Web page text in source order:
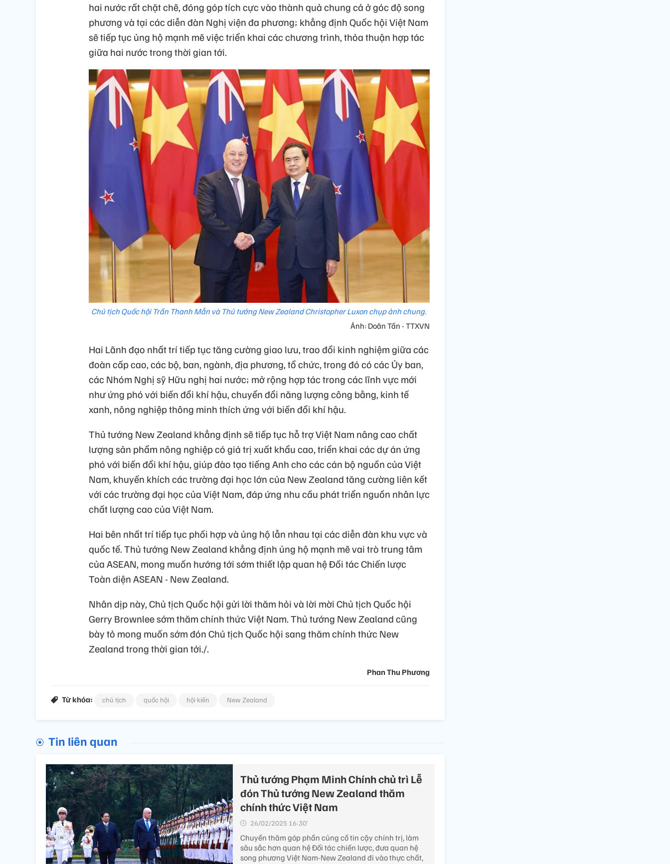
hai nước rất chặt chẽ, đóng góp tích cực vào thành quả chung cả ở góc độ song
phương và tại các diễn đàn Nghị viện đa phương; khẳng định Quốc hội Việt Nam
sẽ tiếp tục ủng hộ mạnh mẽ việc triển khai các chương trình, thỏa thuận hợp tác
giữa hai nước trong thời gian tới.
Chủ tịch Quốc hội Trần Thanh Mẫn và Thủ tướng New Zealand Christopher Luxon chụp ảnh chung.
Ảnh: Doãn Tấn - TTXVN
Hai Lãnh đạo nhất trí tiếp tục tăng cường giao lưu, trao đổi kinh nghiệm giữa các
đoàn cấp cao, các bộ, ban, ngành, địa phương, tổ chức, trong đó có các Ủy ban,
các Nhóm Nghị sỹ Hữu nghị hai nước; mở rộng hợp tác trong các lĩnh vực mới
như ứng phó với biến đổi khí hậu, chuyển đổi năng lượng công bằng, kinh tế
xanh, nông nghiệp thông minh thích ứng với biến đổi khí hậu.
Thủ tướng New Zealand khẳng định sẽ tiếp tục hỗ trợ Việt Nam nâng cao chất
lượng sản phẩm nông nghiệp có giá trị xuất khẩu cao, triển khai các dự án ứng
phó với biến đổi khí hậu, giúp đào tạo tiếng Anh cho các cán bộ nguồn của Việt
Nam, khuyến khích các trường đại học lớn của New Zealand tăng cường liên kết
với các trường đại học của Việt Nam, đáp ứng nhu cầu phát triển nguồn nhân lực
chất lượng cao của Việt Nam.
Hai bên nhất trí tiếp tục phối hợp và ủng hộ lẫn nhau tại các diễn đàn khu vực và
quốc tế. Thủ tướng New Zealand khẳng định ủng hộ mạnh mẽ vai trò trung tâm
của ASEAN, mong muốn hướng tới sớm thiết lập quan hệ Đối tác Chiến lược
Toàn diện ASEAN - New Zealand.
Nhân dịp này, Chủ tịch Quốc hội gửi lời thăm hỏi và lời mời Chủ tịch Quốc hội
Gerry Brownlee sớm thăm chính thức Việt Nam. Thủ tướng New Zealand cũng
bày tỏ mong muốn sớm đón Chủ tịch Quốc hội sang thăm chính thức New
Zealand trong thời gian tới./.
Phan Thu Phương
Từ khóa: chủ tịch quốc hội hội kiến New Zealand
Tin liên quan
Thủ tướng Phạm Minh Chính chủ trì Lễ
đón Thủ tướng New Zealand thăm
chính thức Việt Nam
26/02/2025 16:30’
Chuyến thăm góp phần củng cố tin cậy chính trị, làm
sâu sắc hơn quan hệ Đối tác chiến lược, đưa quan hệ
song phương Việt Nam-New Zealand đi vào thực chất,